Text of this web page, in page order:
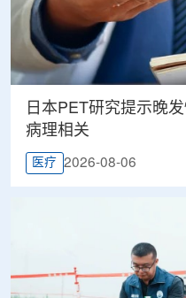
日本PET研究提示晚
病理相关
医疗 2026-08-06